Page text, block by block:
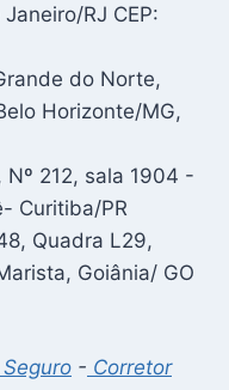
RJ CEP:
do Norte,
Horizonte/MG,
Nº 212, sala 1904 -
Curitiba/PR
Quadra L29,
Goiânia/ GO
- Corretor